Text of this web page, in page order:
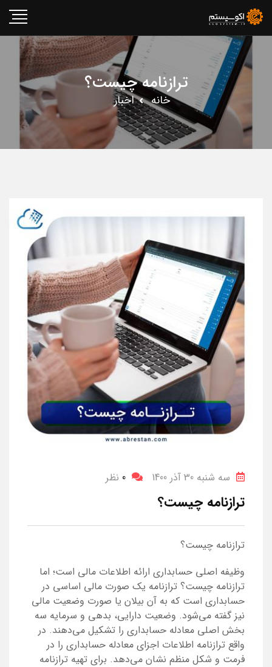
ترازنامه چیست؟
خانه اخبار
سه شنبه 30 آذر 1400 0 نظر
ترازنامه چیست؟
ترازنامه چیست؟
وظیفه اصلی حسابداری ارائه اطلاعات مالی است؛ اما
ترازنامه چیست؟ ترازنامه یک صورت مالی اساسی در
حسابداری است که به آن بیلان یا صورت وضعیت مالی
نیز گفته می‌شود. وضعیت دارایی، بدهی و سرمایه سه
بخش اصلی معادله حسابداری را تشکیل می‌دهند. در
واقع ترازنامه اطلاعات اجزای معادله حسابداری را در
فرمت و شکل منظم نشان می‌دهد. برای تهیه ترازنامه